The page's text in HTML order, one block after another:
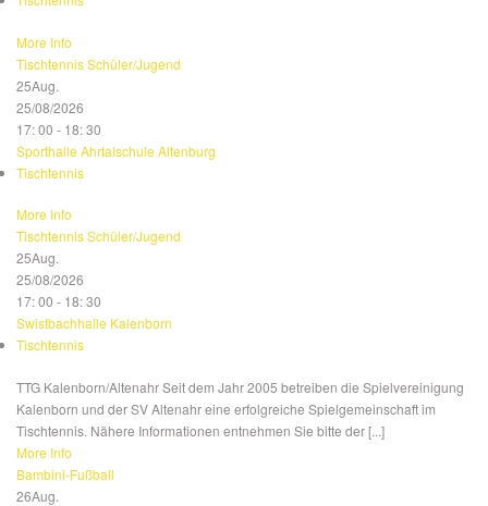
More Info
Tischtennis Schüler/Jugend
25Aug.
25/08/2026
17: 00 - 18: 30
Sporthalle Ahrtalschule Altenburg
Tischtennis
More Info
Tischtennis Schüler/Jugend
25Aug.
25/08/2026
17: 00 - 18: 30
Swistbachhalle Kalenborn
Tischtennis
TTG Kalenborn/Altenahr Seit dem Jahr 2005 betreiben die Spielvereinigung
Kalenborn und der SV Altenahr eine erfolgreiche Spielgemeinschaft im
Tischtennis. Nähere Informationen entnehmen Sie bitte der [...]
More Info
Bambini-Fußball
26Aug.